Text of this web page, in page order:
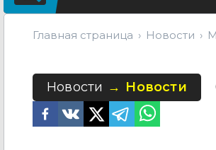
Главная страница Новости
Новости Новости